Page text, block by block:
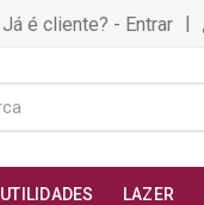
Já é cliente? - Entrar |
UTILIDADES LAZER